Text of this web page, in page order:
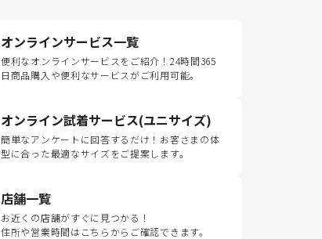
オンラインサービス一覧
便利なオンラインサービスをご紹介！24時間365
日商品購入や便利なサービスがご利用可能。
オンライン試着サービス(ユニサイズ)
簡単なアンケートに回答するだけ！お客さまの体
型に合った最適なサイズをご提案します。
店舗一覧
お近くの店舗がすぐに見つかる！
住所や営業時間はこちらからご確認できます。